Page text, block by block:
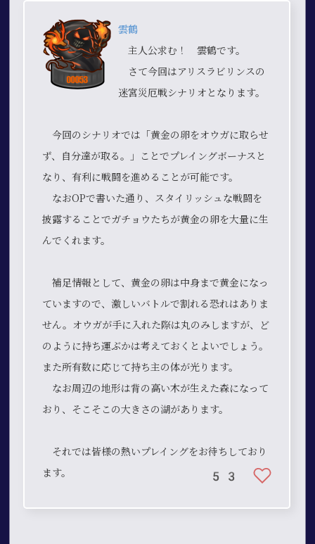
雲鶴
主人公求む！ 雲鶴です。
さて今回はアリスラビリンスの
迷宮災厄戦シナリオとなります。
今回のシナリオでは「黄金の卵をオウガに取らせ
ず、自分達が取る。」ことでプレイングボーナスと
なり、有利に戦闘を進めることが可能です。
なおOPで書いた通り、スタイリッシュな戦闘を
披露することでガチョウたちが黄金の卵を大量に生
んでくれます。
補足情報として、黄金の卵は中身まで黄金になっ
ていますので、激しいバトルで割れる恐れはありま
せん。オウガが手に入れた際は丸のみしますが、ど
のように持ち運ぶかは考えておくとよいでしょう。
また所有数に応じて持ち主の体が光ります。
なお周辺の地形は背の高い木が生えた森になって
おり、そこそこの大きさの湖があります。
それでは皆様の熱いプレイングをお待ちしており
ます。
53